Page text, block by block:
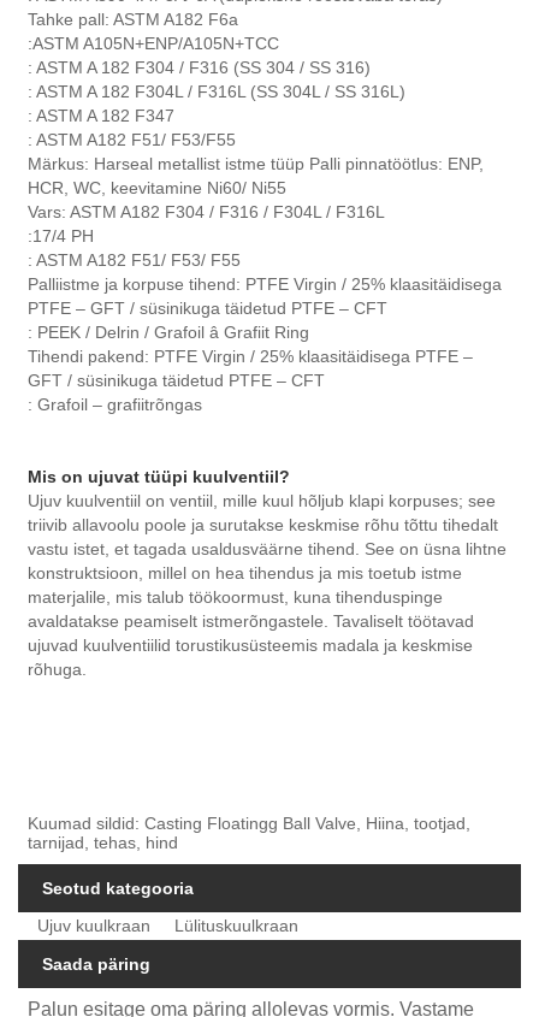
Tahke pall: ASTM A182 F6a
:ASTM A105N+ENP/A105N+TCC
: ASTM A 182 F304 / F316 (SS 304 / SS 316)
: ASTM A 182 F304L / F316L (SS 304L / SS 316L)
: ASTM A 182 F347
: ASTM A182 F51/ F53/F55
Märkus: Harseal metallist istme tüüp Palli pinnatöötlus: ENP,
HCR, WC, keevitamine Ni60/ Ni55
Vars: ASTM A182 F304 / F316 / F304L / F316L
:17/4 PH
: ASTM A182 F51/ F53/ F55
Palliistme ja korpuse tihend: PTFE Virgin / 25% klaasitäidisega
PTFE – GFT / süsinikuga täidetud PTFE – CFT
: PEEK / Delrin / Grafoil â Grafiit Ring
Tihendi pakend: PTFE Virgin / 25% klaasitäidisega PTFE –
GFT / süsinikuga täidetud PTFE – CFT
: Grafoil – grafiitrõngas
Mis on ujuvat tüüpi kuulventiil?
Ujuv kuulventiil on ventiil, mille kuul hõljub klapi korpuses; see
triivib allavoolu poole ja surutakse keskmise rõhu tõttu tihedalt
vastu istet, et tagada usaldusväärne tihend. See on üsna lihtne
konstruktsioon, millel on hea tihendus ja mis toetub istme
materjalile, mis talub töökoormust, kuna tihenduspinge
avaldatakse peamiselt istmerõngastele. Tavaliselt töötavad
ujuvad kuulventiilid torustikusüsteemis madala ja keskmise
rõhuga.
Kuumad sildid: Casting Floatingg Ball Valve, Hiina, tootjad,
tarnijad, tehas, hind
Seotud kategooria
Ujuv kuulkraan
Lülituskuulkraan
Saada päring
Palun esitage oma päring allolevas vormis. Vastame